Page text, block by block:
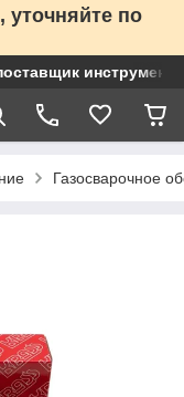
по
Газосварочное